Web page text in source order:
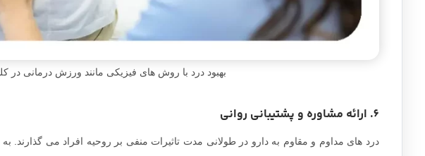
بهبود درد با روش های فیزیکی مانند ورزش درمانی در
6. ارائه مشاوره و پشتیبانی روانی
درد های مداوم و مقاوم به دارو در طولانی مدت تاثیرات منفی بر روحیه افراد می گذارند.